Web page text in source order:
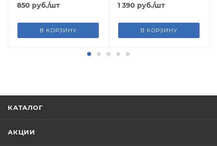
850 руб./шт
В КОРЗИНУ
1 390 руб./шт
В КОРЗИНУ
КАТАЛОГ
АКЦИИ